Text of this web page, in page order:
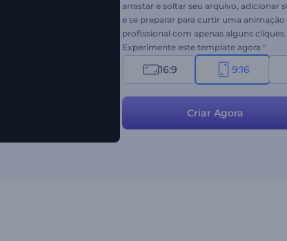
arrastar e soltar seu arquivo, adicionar
e se preparar para curtir uma animação
profissional com apenas alguns cliques.
Experimente este template agora "
16:9 9:16
Criar Agora